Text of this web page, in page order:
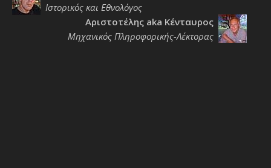
Ιστορικός και Εθνολόγος
Αριστοτέλης aka Κένταυρος
Μηχανικός Πληροφορικής-Λέκτορας